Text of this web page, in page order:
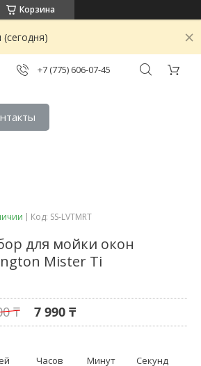
Корзина
+7 (775) 606-07-45
Код: SS-LVTMRT
для мойки окон
Mister Ti
₸ 7 990 ₸
Часов Минут Секунд